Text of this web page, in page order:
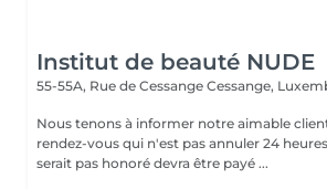
Institut de beauté NUDE
55-55A, Rue de Cessange Cessange,
Nous tenons à informer notre aimable
rendez-vous qui n'est pas annuler 24
serait pas honoré devra être payé ...